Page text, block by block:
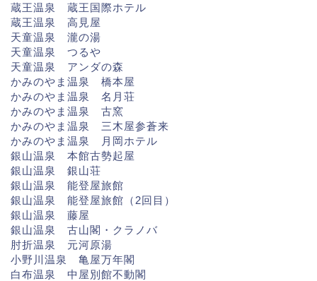
蔵王温泉 蔵王国際ホテル
蔵王温泉 高見屋
天童温泉 瀧の湯
天童温泉 つるや
天童温泉 アンダの森
かみのやま温泉 橋本屋
かみのやま温泉 名月荘
かみのやま温泉 古窯
かみのやま温泉 三木屋参蒼来
かみのやま温泉 月岡ホテル
銀山温泉 本館古勢起屋
銀山温泉 銀山荘
銀山温泉 能登屋旅館
銀山温泉 能登屋旅館（2回目）
銀山温泉 藤屋
銀山温泉 古山閣・クラノバ
肘折温泉 元河原湯
小野川温泉 亀屋万年閣
白布温泉 中屋別館不動閣